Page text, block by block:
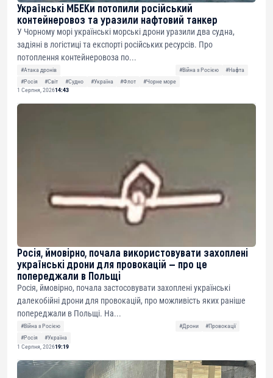
Українські МБЕКи потопили російський
контейнеровоз та уразили нафтовий танкер
У Чорному морі українські морські дрони уразили два судна,
задіяні в логістиці та експорті російських ресурсів. Про
потоплення контейнеровоза по...
#Атака дронів #Війна з Росією
#Нафта
#Росія
#Світ #Судно #Україна #Флот
#Чорне море
1 Серпня, 202614:43
Росія, ймовірно, почала використовувати захоплені
українські дрони для провокацій — про це
попереджали в Польщі
Росія, ймовірно, почала застосовувати захоплені українські
далекобійні дрони для провокацій, про можливість яких раніше
попереджали в Польщі. На...
#Війна з Росією #Дрони
#Провокації
#Росія
#Україна
1 Серпня, 202619:19